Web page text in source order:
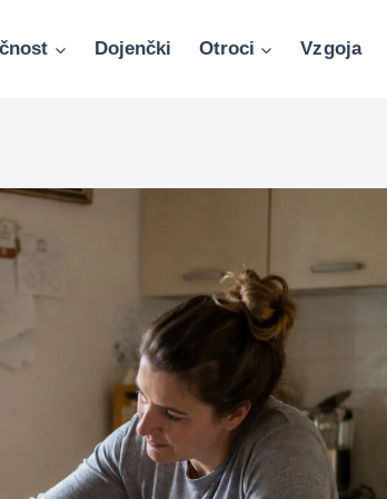
Dojenčki Otroci Vzgoja